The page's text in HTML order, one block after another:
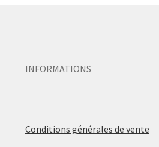
INFORMATIONS
Conditions générales de vente